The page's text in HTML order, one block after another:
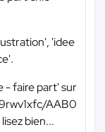
'idee
- faire part' sur
AAB0
bien...